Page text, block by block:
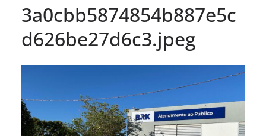
3a0cbb5874854b887e5c
d626be27d6c3.jpeg